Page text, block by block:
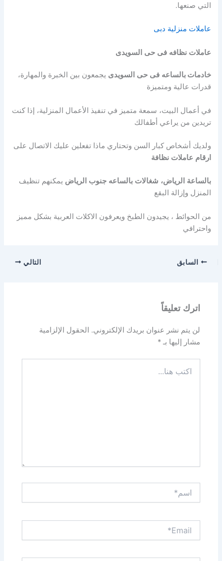
التي صنعها.
عاملات منزلية دبى
عاملات نظافه فى حى السويدى
خادمات بالساعه فى حى السويدى يجمعون بين الخبرة والمهارة،
قدرات عالية ومتميزة
في أعمال البيت، سمعة متميز في تنفيذ الأعمال المنزلية، إذا كنت
تريدين من يراعي أطفالك
ولديك أشخاص كبار السن وتحتاري ماذا تفعلين عليك الاتصال على
ارقام عاملات نظافة
بالساعة الرياض، شغالات بالساعه جنوب الرياض يمكنهم تنظيف
المنزل وإزالة البقع
من الحوائط ، يجيدون الطبخ ويعرفون الاكلات العربية بشكل مميز
واحترافي
السابق التالي
اترك تعليقاً
لن يتم نشر عنوان بريدك الإلكتروني.
الحقول الإلزامية
مشار إليها بـ*
هنا...